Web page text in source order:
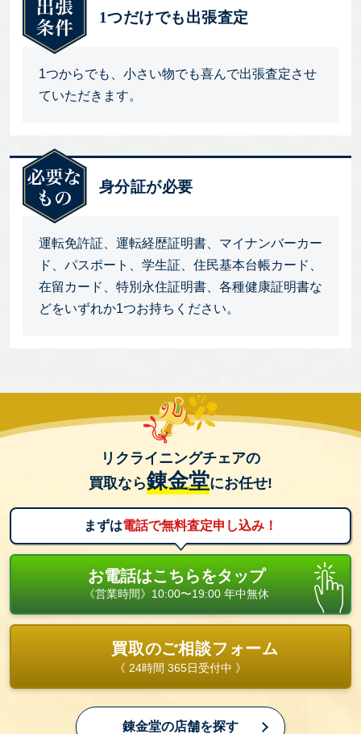
1つだけでも出張査定
1つからでも、小さい物でも喜んで出張査定させ
ていただきます。
身分証が必要
運転免許証、運転経歴証明書、マイナンバーカー
ド、パスポート、学生証、住民基本台帳カード、
在留カード、特別永住証明書、各種健康証明書な
どをいずれか1つお持ちください。
リクライニングチェアの
買取なら錬金堂にお任せ!
まずは電話で無料査定申し込み！
お電話はこちらをタップ
《営業時間》10:00〜19:00 年中無休
買取のご相談フォーム
《 24時間 365日受付中 》
錬金堂の店舗を探す